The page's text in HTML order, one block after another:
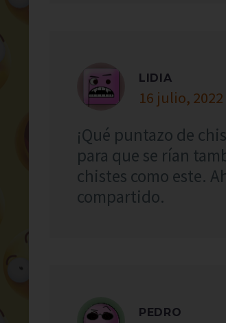
LIDIA
16 julio,
¡Qué puntazo de
para que se rían
chistes como este.
compartido.
PEDRO